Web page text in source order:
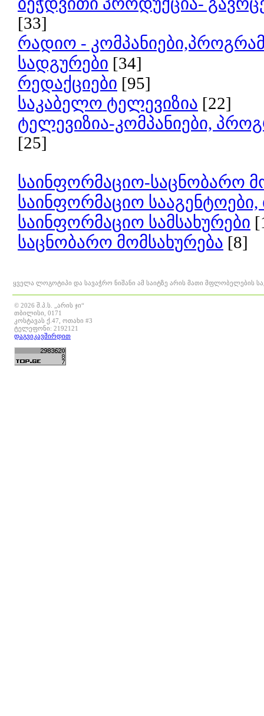
[33]
რადიო -
სადგურები [34]
რედაქციები [95]
საკაბელო ტელევიზია [22]
ტელევიზია-კომპანიები,
[25]
საინფორმაციო-საცნობარო
საინფორმაციო სააგენტოები,
საინფორმაციო სამსახურები
საცნობარო მომსახურება [8]
ყველა ლოგოტიპი და სავაჭრო ნიშანი ამ საიტზე არის მათი მფლობელების
© 2026 შ.პ.ს. „არის ჯი“
თბილისი, 0171
კოსტავას ქ.47, ოთახი #3
ტელეფონი: 2192121
დაგვიკავშირდით